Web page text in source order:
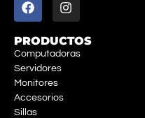
PRODUCTOS
Computadoras
Servidores
Monitores
Accesorios
Sillas